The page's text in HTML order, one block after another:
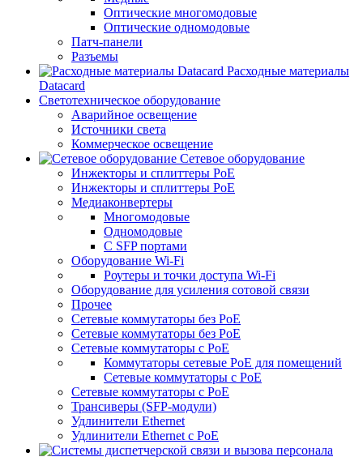
Оптические многомодовые
Оптические одномодовые
Патч-панели
Разъемы
Расходные материалы
Datacard
Светотехническое оборудование
Аварийное освещение
Источники света
Коммерческое освещение
Сетевое оборудование
Инжекторы и сплиттеры PoE
Инжекторы и сплиттеры РоЕ
Медиаконвертеры
Многомодовые
Одномодовые
С SFP портами
Оборудование Wi-Fi
Роутеры и точки доступа Wi-Fi
Оборудование для усиления сотовой связи
Прочее
Сетевые коммутаторы без PoE
Сетевые коммутаторы без РоЕ
Сетевые коммутаторы с PoE
Коммутаторы сетевые PoE для помещений
Сетевые коммутаторы с PoE
Сетевые коммутаторы с РоЕ
Трансиверы (SFP-модули)
Удлинители Ethernet
Удлинители Ethernet с PoE